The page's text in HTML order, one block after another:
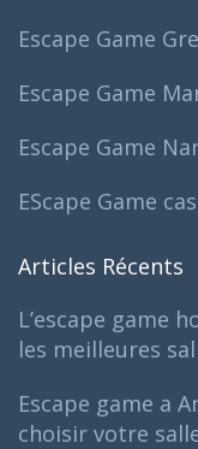
Escape Game
Escape Game
Escape Game
EScape Game
Articles Récents
L’escape game
les meilleures
Escape game a
choisir votre